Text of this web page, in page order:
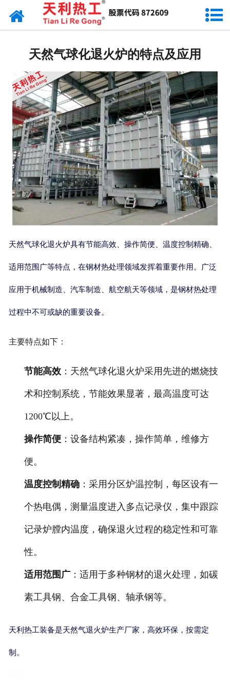
网站首页
产品常识
天然气球化退火炉的特点及应用
天然气球化退火炉具有节能高效、操作简便、温度控制精确、
适用范围广等特点，在钢材热处理领域发挥着重要作用。广泛
应用于机械制造、汽车制造、航空航天等领域，是钢材热处理
过程中不可或缺的重要设备。
主要特点如下：
节能高效：天然气球化退火炉采用先进的燃烧技
术和控制系统，节能效果显著，最高温度可达
1200℃以上。
操作简便：设备结构紧凑，操作简单，维修方
便。
温度控制精确：采用分区炉温控制，每区设有一
个热电偶，测量温度进入多点记录仪，集中跟踪
记录炉膛内温度，确保退火过程的稳定性和可靠
性。
适用范围广：适用于多种钢材的退火处理，如碳
素工具钢、合金工具钢、轴承钢等。
天利热工装备是天然气退火炉生产厂家，高效环保，按需定
制。